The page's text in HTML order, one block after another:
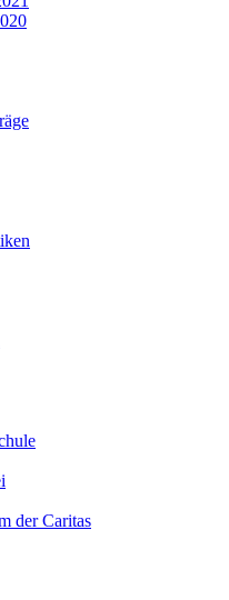
der Caritas